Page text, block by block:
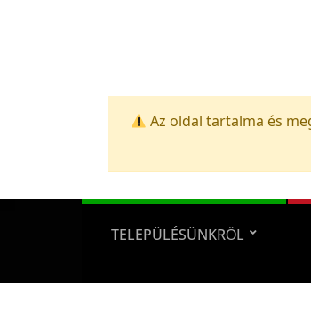
Az oldal tartalma és
TELEPÜLÉSÜNKRŐL